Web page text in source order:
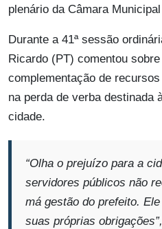
plenário da Câmara
Durante a 41ª sessão
Ricardo (PT) comentou
complementação de
na perda de verba destinada
cidade.
“Olha o prejuízo para a
servidores públicos não
má gestão do prefeito.
suas próprias obrigações”